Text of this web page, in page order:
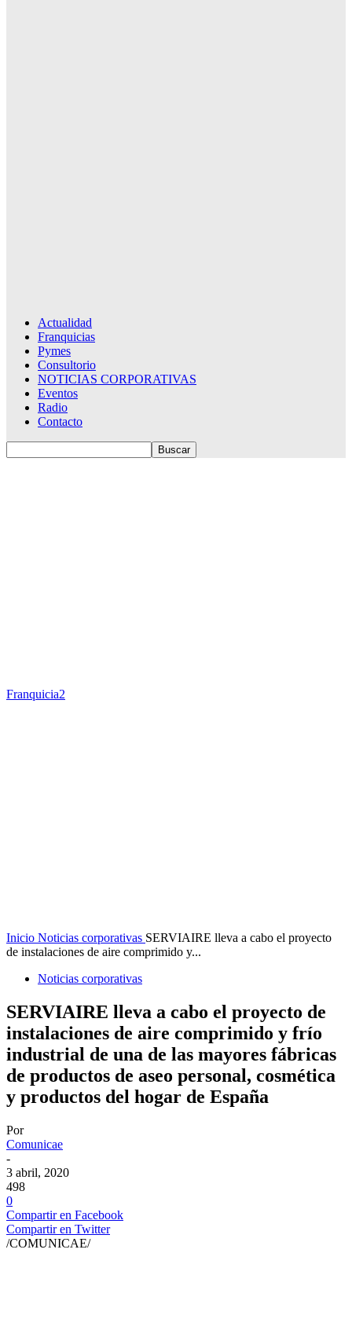
Actualidad
Franquicias
Pymes
Consultorio
NOTICIAS CORPORATIVAS
Eventos
Radio
Contacto
Franquicia2
Inicio Noticias corporativas SERVIAIRE lleva a cabo el proyecto
de instalaciones de aire comprimido y...
Noticias corporativas
SERVIAIRE lleva a cabo el proyecto de
instalaciones de aire comprimido y frío
industrial de una de las mayores fábricas
de productos de aseo personal, cosmética
y productos del hogar de España
Por
Comunicae
-
3 abril, 2020
498
0
Compartir en Facebook
Compartir en Twitter
/COMUNICAE/